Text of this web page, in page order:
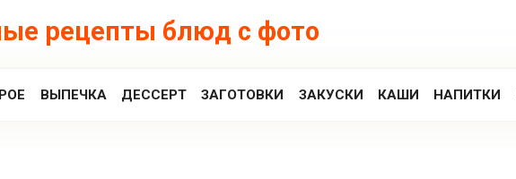
рецепты блюд с фото
ВЫПЕЧКА ДЕССЕРТ ЗАГОТОВКИ ЗАКУСКИ КАШИ НАПИТКИ